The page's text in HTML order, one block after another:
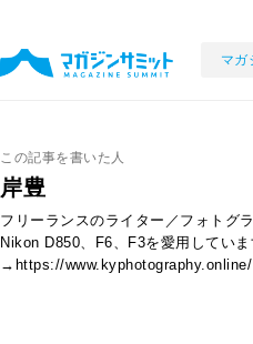
マガ
この記事を書いた人
岸豊
フリーランスのライター／フォトグ
Nikon D850、F6、F3を愛用してい
→https://www.kyphotography.online/